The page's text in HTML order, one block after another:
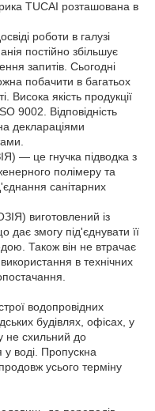
TUCAI розташована в
роботи в галузі
постійно збільшує
запитів. Сьогодні
побачити в багатьох
Висока якість продукції
9002. Відповідність
деклараціями
— це гнучка підводка з
полімеру та
санітарних
виготовлений із
дає змогу під'єднувати її
Також він не втрачає
в технічних
водопровідних
будівлях, офісах, у
не схильний до
воді. Пропускна
усього терміну